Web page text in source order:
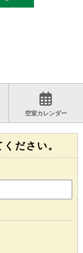
空室カレンダー
ださい。